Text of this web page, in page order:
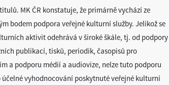
MK ČR konstatuje, že primárně vychází ze
bodem podpora veřejné kulturní služby. Jelikož se
aktivit odehrává v široké škále, tj. od podpory
publikací, tisků, periodik, časopisů pro
a podporu médií a audiovize, nelze tuto podporu
vyhodnocování poskytnuté veřejné kulturní